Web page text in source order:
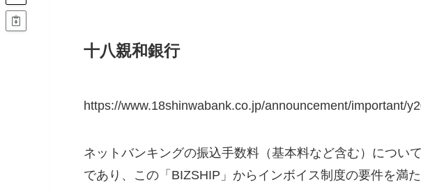
十八親和銀行
https://www.18shinwabank.co.jp/announcement/important/
ネットバンキングの振込手数料（基本料など含む）につい
であり、この「BIZSHIP」からインボイス制度の要件を満